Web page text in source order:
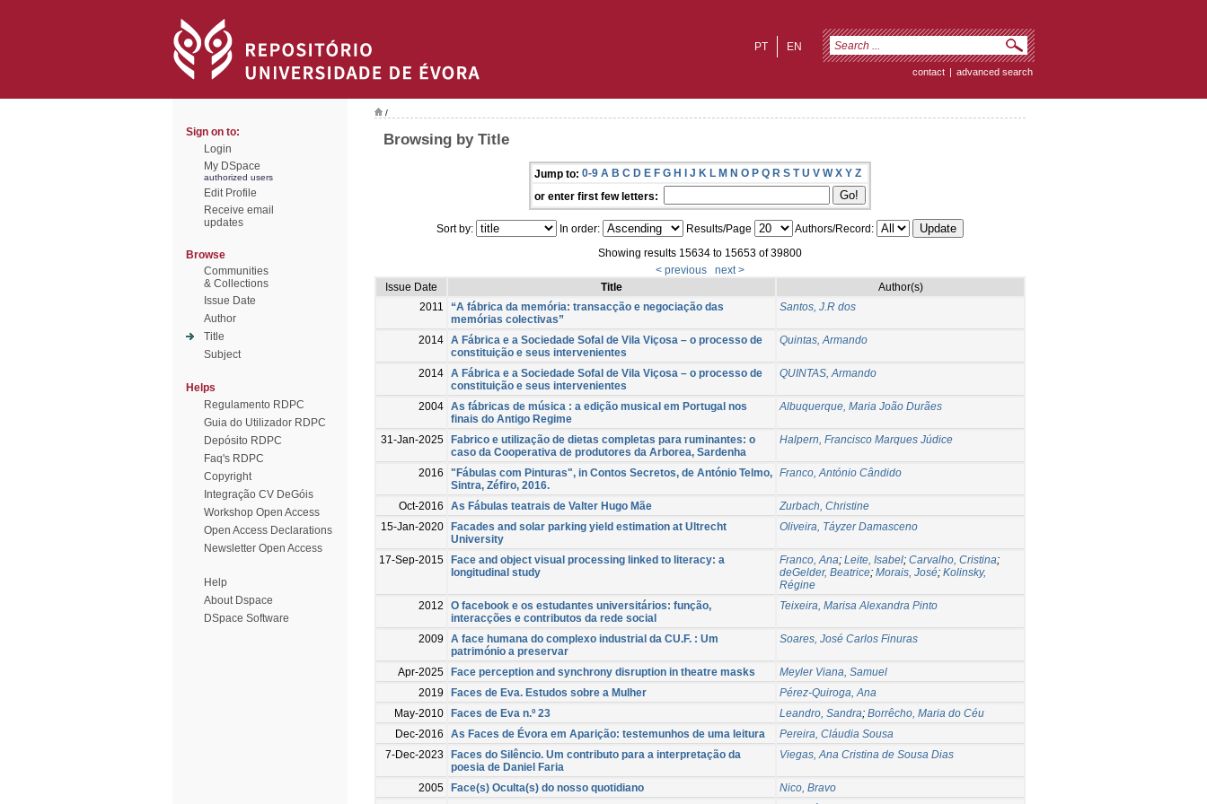
EN
PT
contact | advanced search
Sign on to:
Login
My DSpace
authorized users
Edit Profile
Receive email
updates
Browse
Communities
& Collections
Issue Date
Author
Title
Subject
Helps
Regulamento RDPC
Guia do Utilizador RDPC
Depósito RDPC
Faq's RDPC
Copyright
Integração CV DeGóis
Workshop Open Access
Open Access Declarations
Newsletter Open Access
Help
About Dspace
DSpace Software
/
Browsing by Title
Jump to: 0-9 A B C D E F G H I J K L M N O P Q R S T U V W X Y Z
or enter first few letters:
Sort by: In order: Results/Page
Authors/Record:
Showing results 15634 to 15653 of 39800
< previous
next >
Issue Date
Title
Author(s)
2011
“A fábrica da memória: transacção e negociação das
memórias colectivas”
Santos, J.R dos
2014 A Fábrica e a Sociedade Sofal de Vila Viçosa – o processo de
constituição e seus intervenientes
Quintas, Armando
2014 A Fábrica e a Sociedade Sofal de Vila Viçosa – o processo de
constituição e seus intervenientes
QUINTAS, Armando
2004 As fábricas de música : a edição musical em Portugal nos
finais do Antigo Regime
Albuquerque, Maria João Durães
31-Jan-2025 Fabrico e utilização de dietas completas para ruminantes: o
caso da Cooperativa de produtores da Arborea, Sardenha
Halpern, Francisco Marques Júdice
2016
"Fábulas com Pinturas", in Contos Secretos, de António Telmo,
Sintra, Zéfiro, 2016.
Franco, António Cândido
Oct-2016 As Fábulas teatrais de Valter Hugo Mãe
Zurbach, Christine
15-Jan-2020 Facades and solar parking yield estimation at Ultrecht
University
Oliveira, Táyzer Damasceno
17-Sep-2015 Face and object visual processing linked to literacy: a
longitudinal study
Franco, Ana; Leite, Isabel; Carvalho, Cristina;
deGelder, Beatrice; Morais, José; Kolinsky,
Régine
2012
O facebook e os estudantes universitários: função,
interacções e contributos da rede social
Teixeira, Marisa Alexandra Pinto
2009
A face humana do complexo industrial da CU.F. : Um
património a preservar
Soares, José Carlos Finuras
Apr-2025 Face perception and synchrony disruption in theatre masks
Meyler Viana, Samuel
2019
Faces de Eva. Estudos sobre a Mulher
Pérez-Quiroga, Ana
May-2010 Faces de Eva n.º 23 Leandro, Sandra; Borrêcho, Maria do Céu
Dec-2016
As Faces de Évora em Aparição: testemunhos de uma leitura
Pereira, Cláudia Sousa
7-Dec-2023
Faces do Silêncio. Um contributo para a interpretação da
poesia de Daniel Faria
Viegas, Ana Cristina de Sousa Dias
2005 Face(s) Oculta(s) do nosso quotidiano
Nico, Bravo